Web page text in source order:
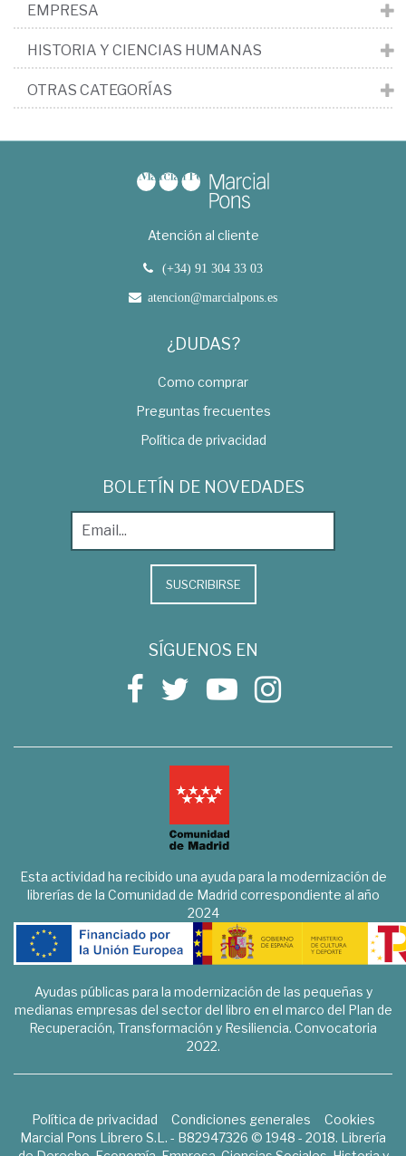
EMPRESA
HISTORIA Y CIENCIAS HUMANAS
OTRAS CATEGORÍAS
Atención al cliente
(+34) 91 304 33 03
atencion@marcialpons.es
¿DUDAS?
Como comprar
Preguntas frecuentes
Política de privacidad
BOLETÍN DE NOVEDADES
SUSCRIBIRSE
SÍGUENOS EN
Esta actividad ha recibido una ayuda para la modernización de
librerías de la Comunidad de Madrid correspondiente al año
2024
Ayudas públicas para la modernización de las pequeñas y
medianas empresas del sector del libro en el marco del Plan de
Recuperación, Transformación y Resiliencia. Convocatoria
2022.
Política de privacidad Condiciones generales
Cookies
Marcial Pons Librero S.L. - B82947326 © 1948 - 2018. Librería